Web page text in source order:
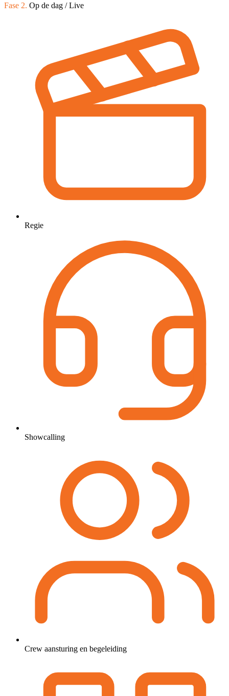
Fase 2. Op de dag / Live
Regie
Showcalling
Crew aansturing en begeleiding